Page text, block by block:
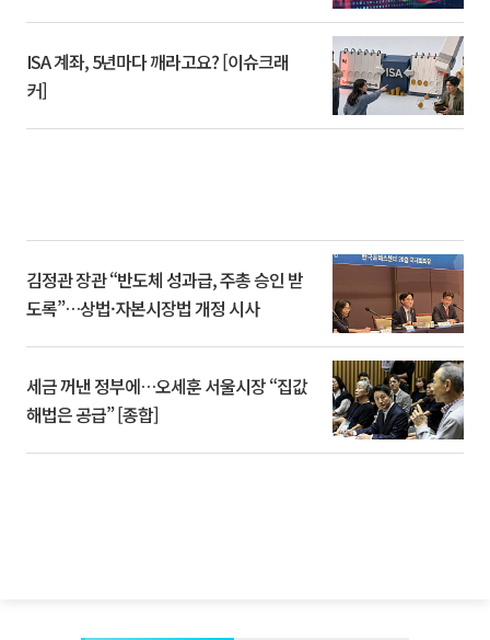
ISA 계좌, 5년마다 깨라고요? [이슈크래
커]
김정관 장관 “반도체 성과급, 주총 승인 받
도록”…상법·자본시장법 개정 시사
세금 꺼낸 정부에…오세훈 서울시장 “집값
해법은 공급” [종합]